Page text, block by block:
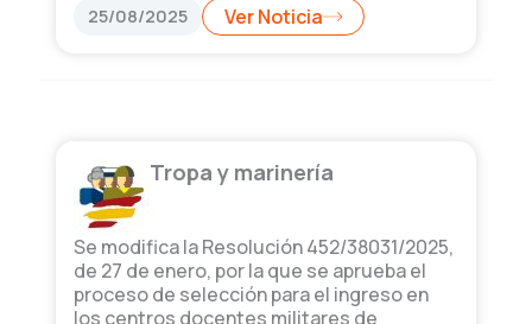
25/08/2025 Ver Noticia
Tropa y marinería
Se modifica la Resolución 452/38031/2025,
de 27 de enero, por la que se aprueba el
proceso de selección para el ingreso en
los centros docentes militares de